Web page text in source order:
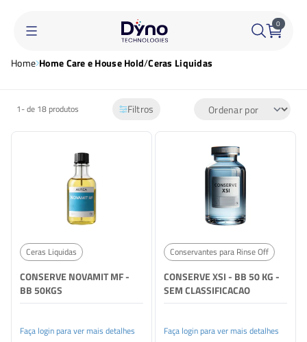
0
Home Home Care e House Hold/Ceras Liquidas
1-de 18 produtos Filtros
Ceras Liquidas
CONSERVE NOVAMIT MF -
BB 50KGS
Faça login para ver mais detalhes
Conservantes para Rinse Off
CONSERVE XSI - BB 50 KG -
SEM CLASSIFICACAO
Faça login para ver mais detalhes